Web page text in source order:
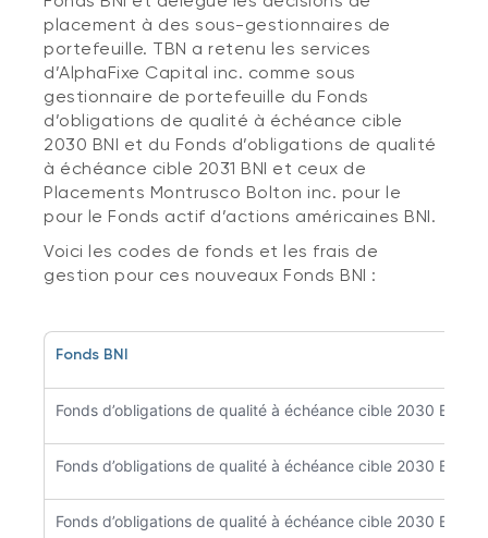
placement à des sous-gestionnaires de
portefeuille. TBN a retenu les services
d’AlphaFixe Capital inc. comme sous
gestionnaire de portefeuille du Fonds
d’obligations de qualité à échéance cible
2030 BNI et du Fonds d’obligations de qualité
à échéance cible 2031 BNI et ceux de
Placements Montrusco Bolton inc. pour le
pour le Fonds actif d’actions américaines BNI.
Voici les codes de fonds et les frais de
gestion pour ces nouveaux Fonds BNI :
Fonds BNI
Fonds d’obligations de qualité à échéance cible 2030 BNI —
Fonds d’obligations de qualité à échéance cible 2030 BNI —
Fonds d’obligations de qualité à échéance cible 2030 BNI —